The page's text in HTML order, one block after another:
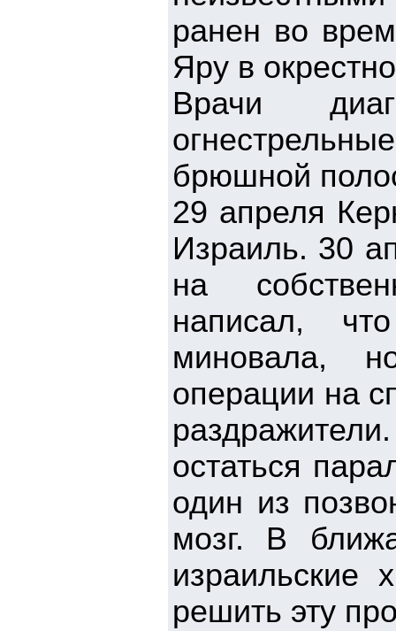
ранен во
Яру в
Врачи
брюшной
29 апреля
Израиль. 30
на
написал,
миновала,
операции на
остаться
один из
мозг. В
израильские
решить эту